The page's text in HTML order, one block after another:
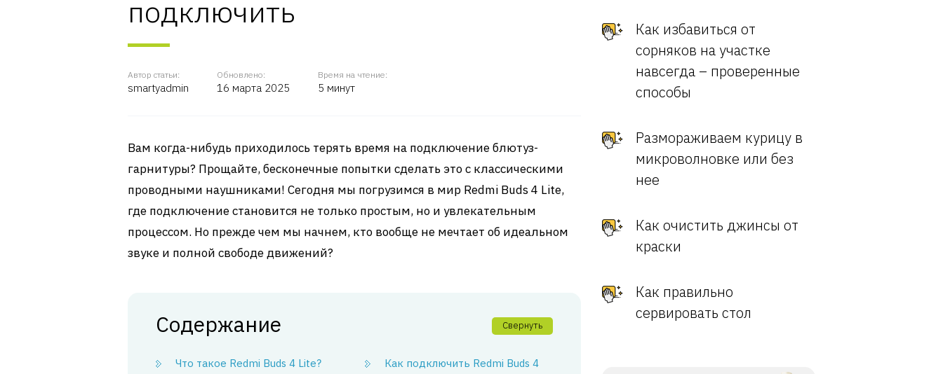
подключить
Автор статьи:
smartyadmin
Обновлено:
16 марта 2025
Время на чтение:
5 минут
Вам когда-нибудь приходилось терять время на подключение блютуз-
гарнитуры? Прощайте, бесконечные попытки сделать это с классическими
проводными наушниками! Сегодня мы погрузимся в мир Redmi Buds 4 Lite,
где подключение становится не только простым, но и увлекательным
процессом. Но прежде чем мы начнем, кто вообще не мечтает об идеальном
звуке и полной свободе движений?
Содержание Свернуть
Что такое Redmi Buds 4 Lite?
Как подключить Redmi Buds 4
Как избавиться от
сорняков на участке
навсегда – проверенные
способы
Размораживаем курицу в
микроволновке или без
нее
Как очистить джинсы от
краски
Как правильно
сервировать стол